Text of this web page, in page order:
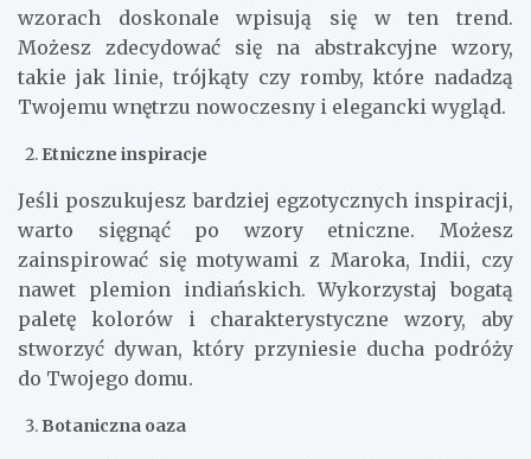
wzorach doskonale wpisują się w ten trend.
Możesz zdecydować się na abstrakcyjne wzory,
takie jak linie, trójkąty czy romby, które nadadzą
Twojemu wnętrzu nowoczesny i elegancki wygląd.
Etniczne inspiracje
Jeśli poszukujesz bardziej egzotycznych inspiracji,
warto sięgnąć po wzory etniczne. Możesz
zainspirować się motywami z Maroka, Indii, czy
nawet plemion indiańskich. Wykorzystaj bogatą
paletę kolorów i charakterystyczne wzory, aby
stworzyć dywan, który przyniesie ducha podróży
do Twojego domu.
Botaniczna oaza